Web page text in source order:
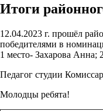
Итоги
12.04.2023 г. прошёл
победителями в
1 место- Захарова
Педагог студии
Молодцы ребята!